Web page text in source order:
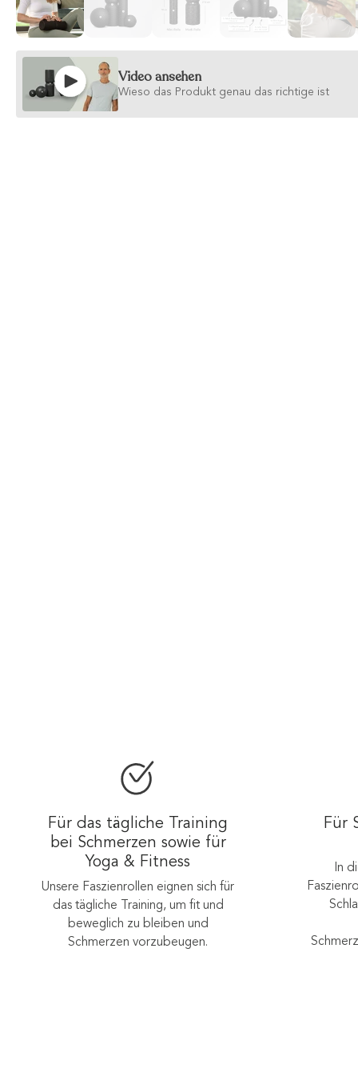
Video ansehen
Wieso das Produkt genau das richtige ist
Für das tägliche Training
bei Schmerzen sowie für
Yoga & Fitness
Unsere Faszienrollen eignen sich für
das tägliche Training, um fit und
beweglich zu bleiben und
Schmerzen vorzubeugen.
Für
In